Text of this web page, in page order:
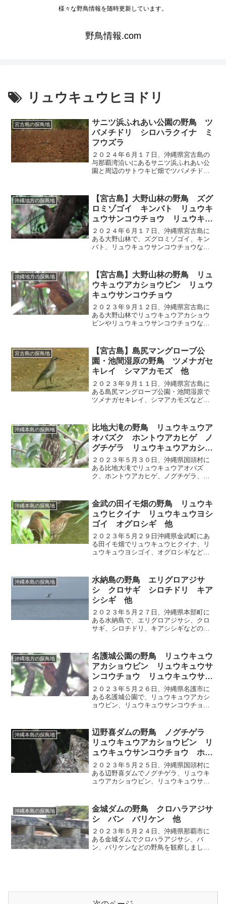
様々な野鳥情報を随時更新しています。
野鳥情報.com
リュウキュウヒヨドリ
宮古島の探鳥地
サニツ浜ふれあい公園の野鳥 ツ
バメチドリ シロハラクイナ ミ
フウズラ
２０２４年６月１７日、沖縄県宮古島の
与那覇湾沿いにあるサニツ浜ふれあい公
園と周辺のサトウキビ畑でツバメチド
沖縄地方の探鳥地
【宮古島】大野山林の野鳥 ズグ
ロミゾゴイ キンバト リュウキ
ュウサンコウチョウ リュウキュ
ウアカショウビン 他
２０２４年６月１７日、沖縄県宮古島に
ある大野山林で、ズグロミゾゴイ、キン
バト、リュウキュウサンコウチョウなど
沖縄地方の探鳥地
【宮古島】大野山林の野鳥 リュ
ウキュウアカショウビン リュウ
キュウサンコウチョウ
２０２３年９月１２日、沖縄県宮古島に
ある大野山林でリュウキュウアカショウ
ビンやリュウキュウサンコウチョウなど
宮古島の探鳥地
【宮古島】島尻マングローブ公
園・池間湿原の野鳥 ツメナガセ
キレイ シマアカモズ 他
２０２３年９月１１日、沖縄県宮古島に
ある島尻マングローブ公園・池間湿原で
ツメナガセキレイ、シマアカモズなどの
沖縄本島の探鳥地
比地大滝の野鳥 リュウキュウア
オバズク ホントウアカヒゲ ノ
グチゲラ リュウキュウアカショ
ウビン 他
２０２３年５月３０日、沖縄県国頭村に
ある比地大滝でリュウキュウアオバズ
ク、ホントウアカヒゲ、ノグチゲラ、リ
沖縄本島の探鳥地
金武の田イモ畑の野鳥 リュウキ
ュウヒクイナ リュウキュウヨシ
ゴイ オグロシギ 他
２０２３年５月２９日沖縄県金武町にあ
る田イモ畑でリュウキュウヒクイナ、リ
ュウキュウヨシゴイ、オグロシギなどの
沖縄本島の探鳥地
水納島の野鳥 エリグロアジサ
シ クロサギ シロチドリ キア
シシギ 他
２０２３年５月２７日、沖縄県本部町に
ある水納島で、エリグロアジサシ、クロ
サギ、シロチドリ、キアシシギなどの野
沖縄地方の探鳥地
名護城公園の野鳥 リュウキュウ
アカショウビン リュウキュウサ
ンコウチョウ リュウキュウサン
ショウクイ 他
２０２３年５月２６日、沖縄県名護市に
ある名護城公園で、リュウキュウアカシ
ョウビン、リュウキュウサンコウチョ
沖縄本島の探鳥地
辺野喜ダムの野鳥 ノグチゲラ
リュウキュウアカショウビン リ
ュウキュウサンコウチョウ ホン
トウアカヒゲ 他
２０２３年５月２５日、沖縄県国頭村に
ある辺野喜ダムでノグチゲラ、リュウキ
ュウアカショウビン、リュウキュウサン
沖縄本島の探鳥地
金城ダムの野鳥 クロハラアジサ
シ バン バリケン 他
２０２３年５月２４日、沖縄県那覇市に
ある金城ダムでクロハラアジサシ、バ
ン、バリケンなどの野鳥を観察しまし